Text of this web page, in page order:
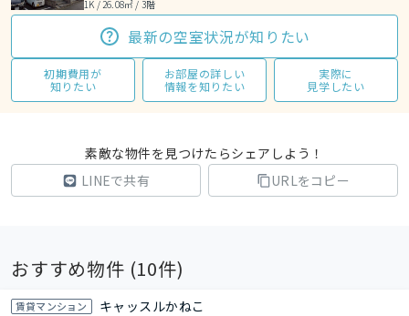
1K / 26.08㎡ / 3階
最新の空室状況が知りたい
初期費用が
知りたい
お部屋の詳しい
情報を知りたい
実際に
見学したい
素敵な物件を見つけたらシェアしよう！
LINEで共有
URLをコピー
おすすめ物件 (10件)
賃貸マンション キャッスルかねこ